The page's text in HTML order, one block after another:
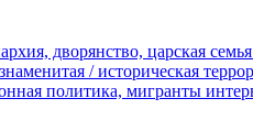
дворянство, царская семья
/ историческая
политика, мигранты